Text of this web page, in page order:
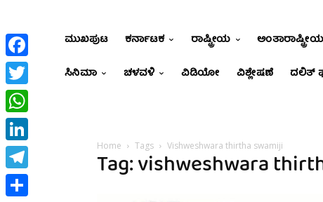
ಮುಖಪುಟ ಕರ್ನಾಟಕ ರಾಷ್ಟ್ರೀಯ ಅಂತಾರಾಷ್ಟ್ರೀಯ
ಸಿನಿಮಾ
ಚಳವಳಿ ವಿಡಿಯೋ ವಿಶ್ಲೇಷಣೆ ದಲಿತ್
Home Tags Vishweshwara thirtha swamiji
Tag: vishweshwara
Facebook
Twitter
WhatsApp
LinkedIn
Telegram